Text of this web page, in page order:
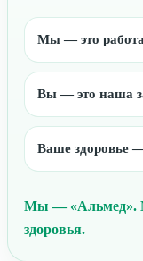
Мы — это работа
Вы — это наша
Ваше здоровье
Мы — «Альмед».
здоровья.